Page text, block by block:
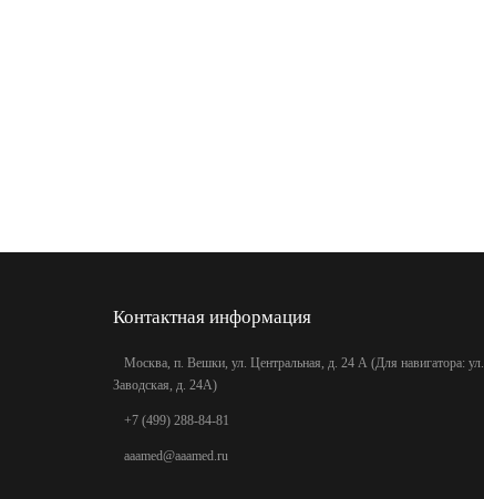
Контактная информация
Москва, п. Вешки, ул. Центральная, д. 24 А (Для навигатора: ул.
Заводская, д. 24А)
+7 (499) 288-84-81
aaamed@aaamed.ru